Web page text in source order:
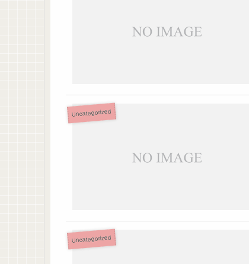
Uncategorized
Uncategorized